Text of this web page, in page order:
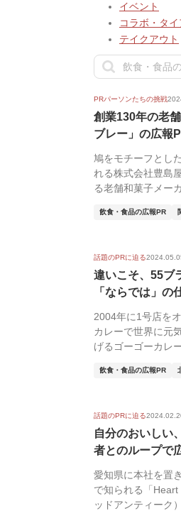
イベント
コラボ・タ
テイクアウト
PRパーソンたちの挑戦
創業130年の老
ブレー」の広報
鳩をモチーフとし
れる株式会社豊島
る老舗和菓子メー
飲食・食品の広報PR
話題のPRに迫る
違いこそ、55ブ
「ならでは」の
2004年に1号店を
カレーで世界に元
げるゴーゴーカレ
飲食・食品の広報PR
話題のPRに迫る
自分のおいしい
者とのループで
ハー...
愛知県に本社を置
で知られる「
ッドアンティーク